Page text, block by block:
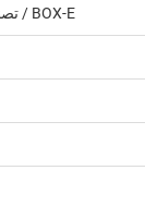
BOX-E / تصنيع حسب الطلب (OEM) وتصنيع التصميم الأصلي (ODM)